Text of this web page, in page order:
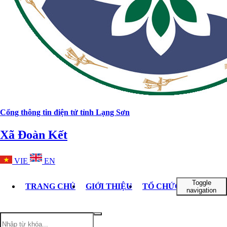
Cổng thông tin điện tử tỉnh Lạng Sơn
Xã Đoàn Kết
VIE EN
TRANG CHỦ GIỚI THIỆU TỔ CHỨC BỘ MÁY
Toggle
navigation